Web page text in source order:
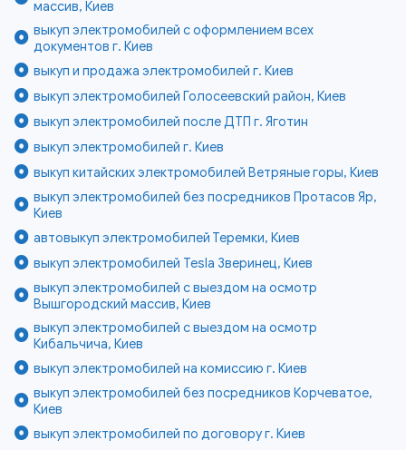
массив, Киев
выкуп электромобилей с оформлением всех
документов г. Киев
выкуп и продажа электромобилей г. Киев
выкуп электромобилей Голосеевский район, Киев
выкуп электромобилей после ДТП г. Яготин
выкуп электромобилей г. Киев
выкуп китайских электромобилей Ветряные горы, Киев
выкуп электромобилей без посредников Протасов Яр,
Киев
автовыкуп электромобилей Теремки, Киев
выкуп электромобилей Tesla Зверинец, Киев
выкуп электромобилей с выездом на осмотр
Вышгородский массив, Киев
выкуп электромобилей с выездом на осмотр
Кибальчича, Киев
выкуп электромобилей на комиссию г. Киев
выкуп электромобилей без посредников Корчеватое,
Киев
выкуп электромобилей по договору г. Киев